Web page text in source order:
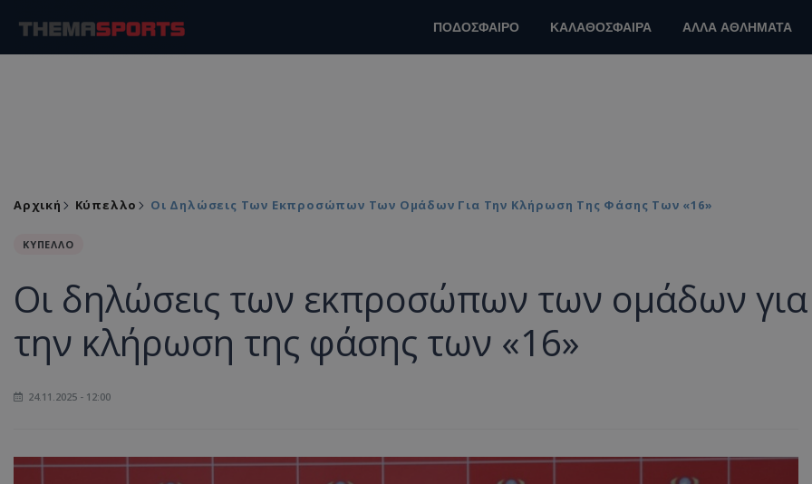
ΠΟΔΟΣΦΑΙΡΟ ΚΑΛΑΘΟΣΦΑΙΡΑ ΑΛΛΑ ΑΘΛΗΜΑΤΑ
Αρχική Κύπελλο Οι Δηλώσεις Των Εκπροσώπων Των Ομάδων Για Την Κλήρωση Της Φάσης Των «16»
ΚΥΠΕΛΛΟ
Οι δηλώσεις των εκπροσώπων των ομάδων για
την κλήρωση της φάσης των «16»
24.11.2025 - 12:00